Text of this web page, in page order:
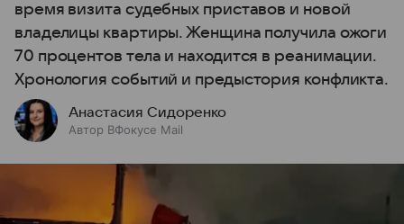
время визита судебных приставов и новой
владелицы квартиры. Женщина получила ожоги
70 процентов тела и находится в реанимации.
Хронология событий и предыстория конфликта.
Анастасия Сидоренко
Автор ВФокусе Mail